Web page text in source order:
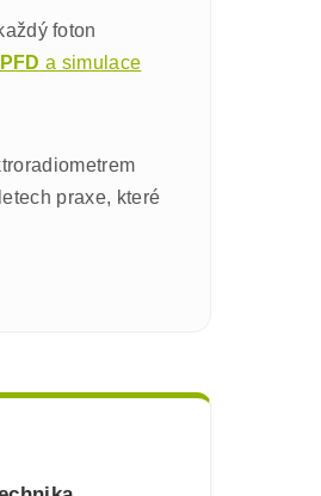
foton
a simulace
praxe, které